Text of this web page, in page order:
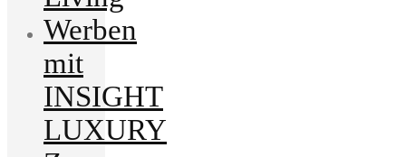
Werben
mit
INSIGHT
LUXURY